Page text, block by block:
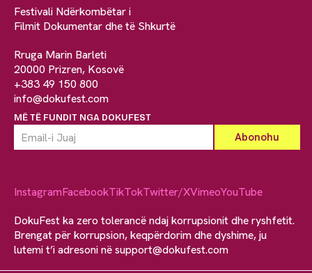
Festivali Ndërkombëtar i
Filmit Dokumentar dhe të Shkurtë
Rruga Marin Barleti
20000 Prizren, Kosovë
+383 49 150 800
info@dokufest.com
MË TË FUNDIT NGA DOKUFEST
InstagramFacebookTikTokTwitter/XVimeoYouTube
DokuFest ka zero tolerancë ndaj korrupsionit dhe ryshfetit.
Brengat për korrupsion, keqpërdorim dhe dyshime, ju
lutemi t’i adresoni nësupport@dokufest.com